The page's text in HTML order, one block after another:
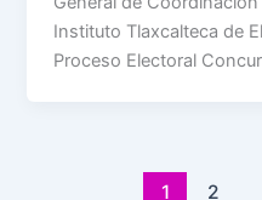
Instituto Tlaxcalteca de
Proceso Electoral
1 2